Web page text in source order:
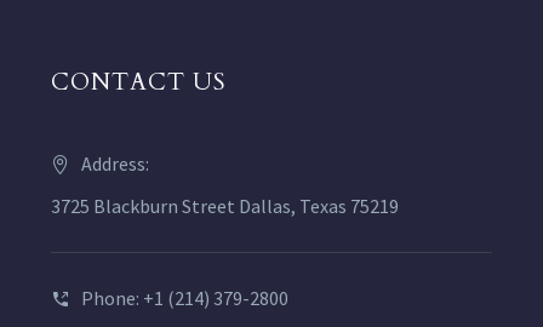
CONTACT US
Address:
3725 Blackburn Street Dallas, Texas 75219
Phone: +1 (214) 379-2800